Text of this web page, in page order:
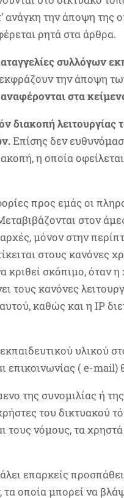
ανάγκη την άποψη της
ρητά στα άρθρα.
συλλόγων
εκφράζουν την άποψη
στα
διακοπή
Επίσης δεν
η οποία
προς εμάς οι
στον
μόνον στην
στους κανόνες
κριθεί σκόπιμο, όταν
τους κανόνες
καθώς και η ΙΡ
υλικού
επικοινωνίας ( e-mail)
της συνομιλίας ή
του δικτυακού
τους νόμους, τα
επαρκείς
οποία μπορεί να